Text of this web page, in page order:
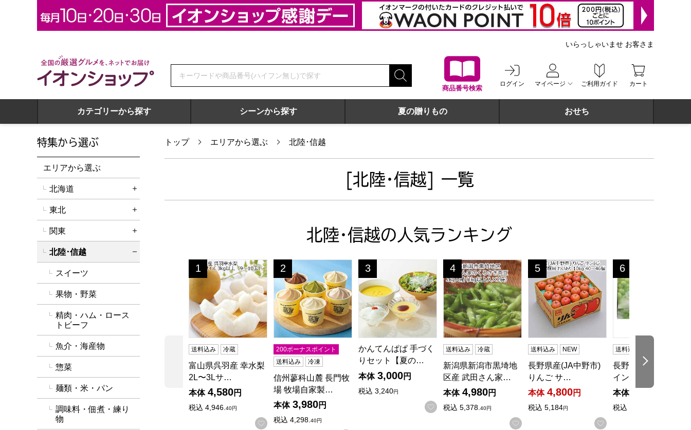
全国の厳選グルメを、ネットでお届け イオンショップ
商品番号検索
ログイン マイページ ご利用ガイド カート
いらっしゃいませ お客さま
カテゴリーから探す シーンから探す 夏の贈りもの おせち
トップ エリアから選ぶ 北陸･信越
[北陸･信越] 一覧
北陸･信越の人気ランキング
前の商品
富山県呉羽産 幸水梨 2L〜3Lサイズ 3kg以上(9〜10玉)【CB】
1
位
送料込み 冷蔵
富山県呉羽産 幸水梨
2L〜3Lサ…
本体 4,580円
税込 4,946.40円
お気に入りに登録する
信州蓼科山麓 長門牧場 牧場自家製アイスクリーム10個セット【夏の贈りもの・お中元】[A-1]
2
位
200ボーナスポイント
送料込み
冷凍
信州蓼科山麓 長門牧
場 牧場自家製…
本体 3,980円
税込 4,298.40円
かんてんぱぱ 手づくりセット【夏の贈りもの・お中元】[KD-30]
3
位
かんてんぱぱ 手づく
りセット【夏の…
本体 3,000円
税込 3,240円
お気に入りに登録する
新潟県新潟市黒埼地区産 武田さん家のくろさき茶豆 2kg入箱(1kg
4
位
送料込み 冷蔵
新潟県新潟市黒埼地
区産 武田さん家…
本体 4,980円
税込 5,378.40円
お気に入りに登録する
長野県産(JA中野市) りんご サンふじ(小玉
5
位
送料込み NEW
長野県産(JA中野市)
りんご サ…
本体 4,800円
税込 5,184円
お気に入りに登録する
長野県産 ハウスシ
6
位
送料込み
長野県産 ハウスシャ
インマスカット…
本体
税込
次の商品
特集から選ぶ
エリアから選ぶ
北海道
詳細を開く
東北
詳細を開く
関東
詳細を開く
北陸･信越
スイーツ
果物・野菜
精肉・ハム・ロース
トビーフ
魚介・海産物
惣菜
麺類・米・パン
調味料・佃煮・練り
物